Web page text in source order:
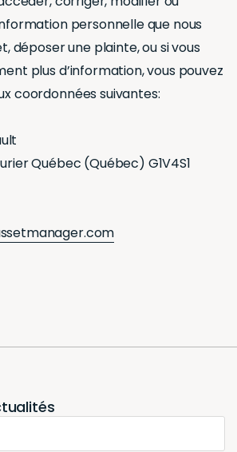
personnelle que nous
déposer une plainte, ou si vous
plus d’information, vous pouvez
coordonnées suivantes:
Québec (Québec) G1V4S1